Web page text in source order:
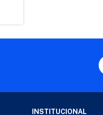
INSTITUCIONAL